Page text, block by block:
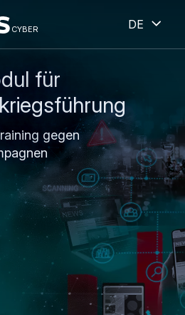
zum
Inhalt
to
search
cyber
Deutsch
für
gegen